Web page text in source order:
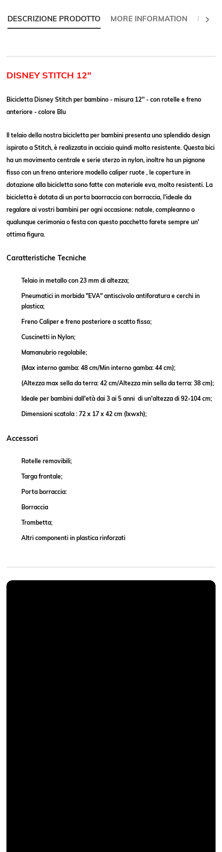
DESCRIZIONE PRODOTTO MORE INFORMATION
DISNEY STITCH 12"
Bicicletta Disney Stitch per bambino - misura 12'' - con rotelle e freno
anteriore - colore Blu
Il telaio della nostra bicicletta per bambini presenta uno splendido design
ispirato a Stitch, è realizzata in acciaio quindi molto resistente. Questa bici
ha un movimento centrale e serie sterzo in nylon, inoltre ha un pignone
fisso con un freno anteriore modello caliper ruote , le coperture in
dotazione alla bicicletta sono fatte con materiale eva, molto resistenti. La
bicicletta è dotata di un porta baorraccia con borraccia, l'ideale da
regalare ai vostri bambini per ogni occasione: natale, compleanno o
qualunque cerimonia o festa con questo pacchetto farete sempre un'
ottima figura.
Caratteristiche Tecniche
Telaio in metallo con 23 mm di altezza;
Pneumatici in morbida "EVA" antiscivolo antiforatura e cerchi in
plastica;
Freno Caliper e freno posteriore a scatto fisso;
Cuscinetti in Nylon;
Mamanubrio regolabile;
(Max interno gamba: 48 cm/Min interno gamba: 44 cm);
(Altezza max sella da terra: 42 cm/Altezza min sella da terra: 38 cm);
Ideale per bambini dall'età dai 3 ai 5 anni di un'altezza di 92-104 cm;
Dimensioni scatola : 72 x 17 x 42 cm (lxwxh);
Accessori
Rotelle removibili;
Targa frontale;
Porta borraccia:
Borraccia
Trombetta;
Altri componenti in plastica rinforzati